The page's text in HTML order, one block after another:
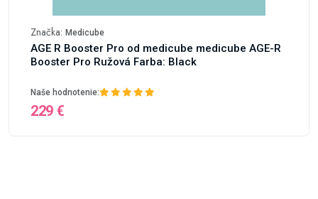
Značka: Medicube
AGE R Booster Pro od medicube medicube AGE-R
Booster Pro Ružová Farba: Black
Naše hodnotenie:
229 €